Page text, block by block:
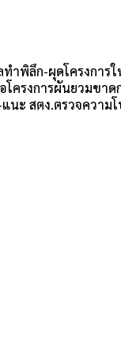
ำพิลึก-ผุดโครงการ
โครงการผันยวมขา
ะ สตง.ตรวจความโ